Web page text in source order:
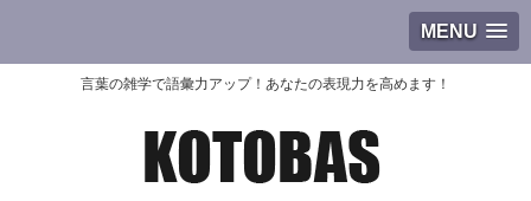
MENU
言葉の雑学で語彙力アップ！あなたの表現力を高めます！